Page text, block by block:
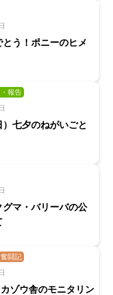
とう！ポニーのヒメ
報告
）七夕のねがいごと
グマ・バリーバの公
闘記
ゾウ舎のモニタリン